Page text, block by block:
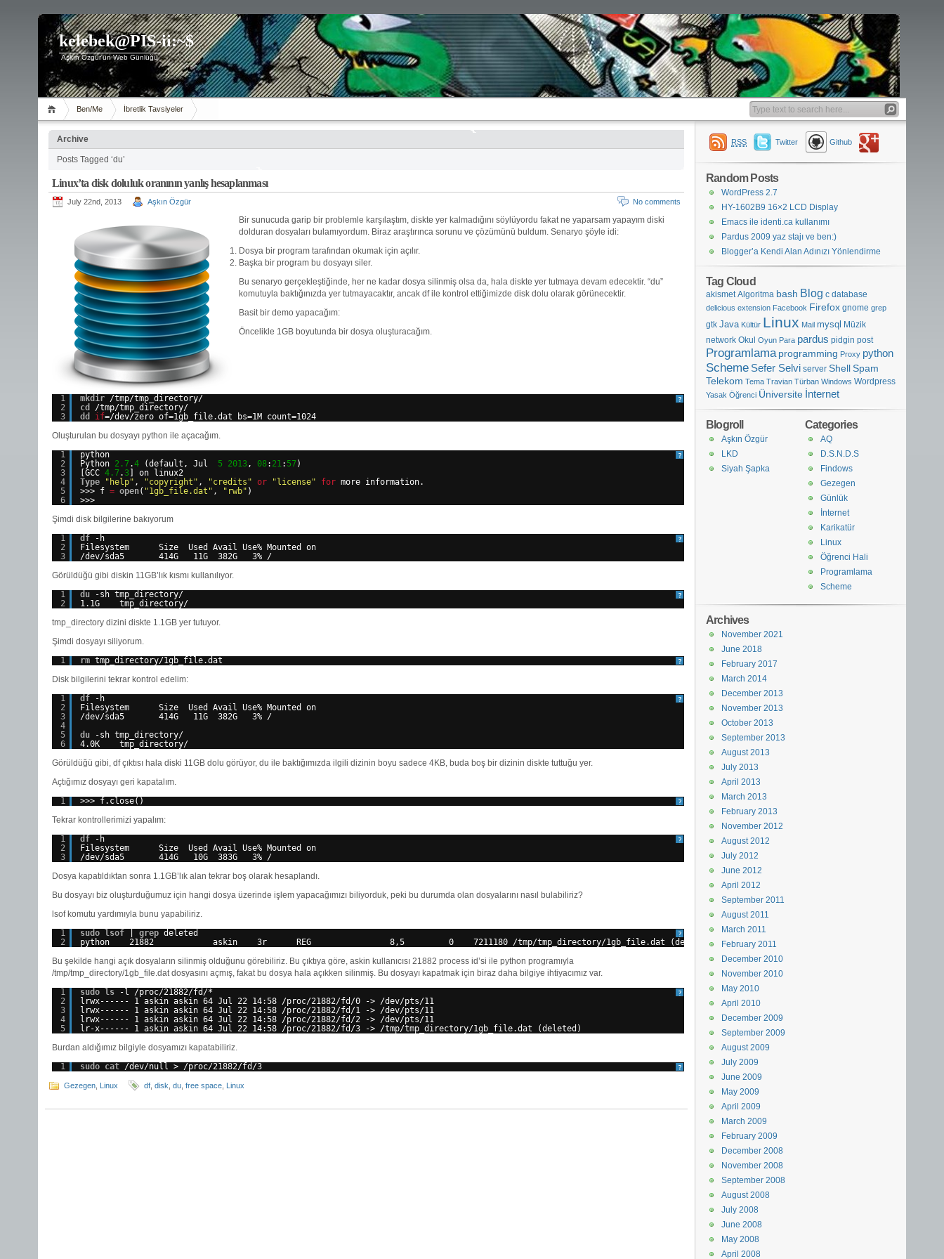
kelebek@PIS-ii:~$
Aşkın Özgür'ün Web Günlüğü
Ben/Me İbretlik Tavsiyeler
Archive
Posts Tagged ‘du’
Linux’ta disk doluluk oranının yanlış hesaplanması
July 22nd, 2013 Aşkın Özgür No comments
Bir sunucuda garip bir problemle karşılaştım, diskte yer kalmadığını söylüyordu fakat ne yaparsam yapayım diski
dolduran dosyaları bulamıyordum. Biraz araştırınca sorunu ve çözümünü buldum. Senaryo şöyle idi:
Dosya bir program tarafından okumak için açılır.
Başka bir program bu dosyayı siler.
Bu senaryo gerçekleştiğinde, her ne kadar dosya silinmiş olsa da, hala diskte yer tutmaya devam edecektir. “du”
komutuyla baktığınızda yer tutmayacaktır, ancak df ile kontrol ettiğimizde disk dolu olarak görünecektir.
Basit bir demo yapacağım:
Öncelikle 1GB boyutunda bir dosya oluşturacağım.
?
1
2
3
mkdir /tmp/tmp_directory/
cd
/tmp/tmp_directory/
dd
if=/dev/zero of=1gb_file.dat bs=1M count=1024
Oluşturulan bu dosyayı python ile açacağım.
?
1
2
3
4
5
6
python
Python 2.7.4 (default, Jul 5 2013, 08: 21: 57)
[GCC 4.7.3 ] on linux2
Type
"help" , "copyright" , "credits" or "license" for more information.
>>> f = open( "1gb_file.dat" , "rwb" )
>>>
Şimdi disk bilgilerine bakıyorum
?
1
2
3
df
-h
Filesystem      Size  Used Avail Use% Mounted on
/dev/sda5
414G   11G  382G   3% /
Görüldüğü gibi diskin 11GB’lık kısmı kullanılıyor.
?
1
2
du
-sh tmp_directory/
1.1G    tmp_directory/
tmp_directory dizini diskte 1.1GB yer tutuyor.
Şimdi dosyayı siliyorum.
?
1 rm tmp_directory/1gb_file.dat
Disk bilgilerini tekrar kontrol edelim:
?
1
2
3
4
5
6
df
-h
Filesystem      Size  Used Avail Use% Mounted on
/dev/sda5
414G   11G  382G   3% /
du
-sh tmp_directory/
4.0K    tmp_directory/
Görüldüğü gibi, df çıktısı hala diski 11GB dolu görüyor, du ile baktığımızda ilgili dizinin boyu sadece 4KB, buda boş bir dizinin diskte tuttuğu yer.
Açtığımız dosyayı geri kapatalım.
?
1
>>> f.close()
Tekrar kontrollerimizi yapalım:
?
1
2
3
df
-h
Filesystem      Size  Used Avail Use% Mounted on
/dev/sda5
414G   10G  383G   3% /
Dosya kapatıldıktan sonra 1.1GB’lık alan tekrar boş olarak hesaplandı.
Bu dosyayı biz oluşturduğumuz için hangi dosya üzerinde işlem yapacağımızı biliyorduk, peki bu durumda olan dosyalarını nasıl bulabiliriz?
lsof komutu yardımıyla bunu yapabiliriz.
?
1
2
sudo lsof grep deleted
python    21882            askin    3r      REG                8,5         0    7211180 /tmp/tmp_directory/1gb_file.dat (deleted)
Bu şekilde hangi açık dosyaların silinmiş olduğunu görebiliriz. Bu çıktıya göre, askin kullanıcısı 21882 process id’si ile python programıyla
/tmp/tmp_directory/1gb_file.dat dosyasını açmış, fakat bu dosya hala açıkken silinmiş. Bu dosyayı kapatmak için biraz daha bilgiye ihtiyacımız var.
?
1
2
3
4
5
sudo ls -l /proc/21882/fd/*
lrwx------ 1 askin askin 64 Jul 22 14:58 /proc/21882/fd/0 -> /dev/pts/11
lrwx------ 1 askin askin 64 Jul 22 14:58 /proc/21882/fd/1 -> /dev/pts/11
lrwx------ 1 askin askin 64 Jul 22 14:58 /proc/21882/fd/2 -> /dev/pts/11
lr-x------ 1 askin askin 64 Jul 22 14:58 /proc/21882/fd/3 -> /tmp/tmp_directory/1gb_file.dat (deleted)
Burdan aldığımız bilgiyle dosyamızı kapatabiliriz.
?
1 sudo cat /dev/null > /proc/21882/fd/3
Gezegen Linux df disk du free space Linux
RSS Twitter Github
Random Posts
WordPress 2.7
HY-1602B9 16×2 LCD Display
Emacs ile identi.ca kullanımı
Pardus 2009 yaz stajı ve ben:)
Blogger’a Kendi Alan Adınızı Yönlendirme
Tag Cloud
akismet Algoritma bash Blog c database
delicious extension Facebook Firefox gnome grep
gtk Java Kültür Linux Mail mysql Müzik
network Okul Oyun Para pardus pidgin post
Programlama programming Proxy python
Scheme Sefer Selvi server Shell Spam
Telekom Tema Travian Türban Windows Wordpress
Yasak Öğrenci Üniversite İnternet
Categories
AQ
D.S.N.D.S
Findows
Gezegen
Günlük
İnternet
Karikatür
Linux
Öğrenci Hali
Programlama
Scheme
Blogroll
Aşkın Özgür
LKD
Siyah Şapka
Archives
November 2021
June 2018
February 2017
March 2014
December 2013
November 2013
October 2013
September 2013
August 2013
July 2013
April 2013
March 2013
February 2013
November 2012
August 2012
July 2012
June 2012
April 2012
September 2011
August 2011
March 2011
February 2011
December 2010
November 2010
May 2010
April 2010
December 2009
September 2009
August 2009
July 2009
June 2009
May 2009
April 2009
March 2009
February 2009
December 2008
November 2008
September 2008
August 2008
July 2008
June 2008
May 2008
April 2008